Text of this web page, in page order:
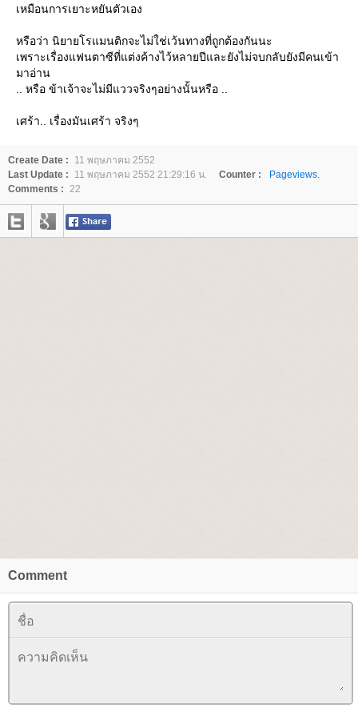
เหมือนการเยาะหยันตัวเอง
หรือว่า นิยายโรแมนติกจะไม่ใช่เว้นทางที่ถูกต้องกันนะ
เพราะเรื่องแฟนตาซีที่แต่งค้างไว้หลายปีและยังไม่จบกลับยังมีคนเข้า
มาอ่าน
.. หรือ ข้าเจ้าจะไม่มีแววจริงๆอย่างนั้นหรือ ..
เศร้า.. เรื่องมันเศร้า จริงๆ
Create Date :
11 พฤษภาคม 2552
Last Update :
11 พฤษภาคม 2552 21:29:16 น. Counter :
Pageviews.
Comments : 22
Comment